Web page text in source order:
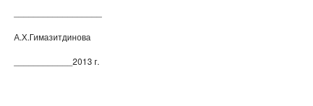
А.Х.Гимазитдинова
____________2013 г.